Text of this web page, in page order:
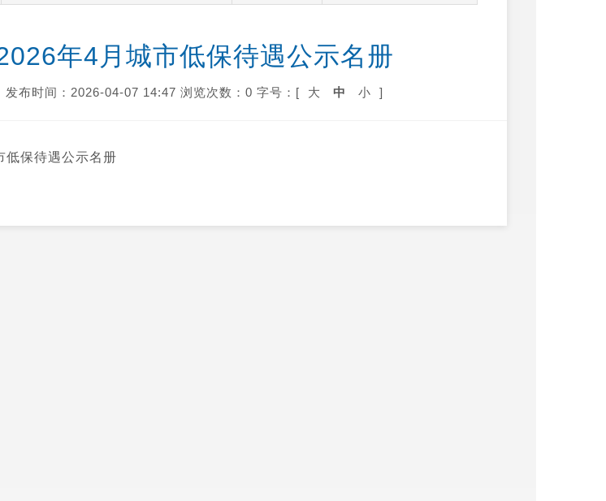
年4月城市低保待遇公示名册
发布时间：2026-04-07 14:47 浏览次数：0 字号：[ 大 中 小 ]
低保待遇公示名册